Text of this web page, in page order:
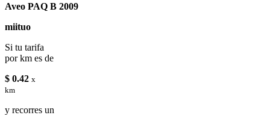
Aveo PAQ B 2009
miituo
Si tu tarifa
por km es de
$ 0.42 x
km
y recorres un